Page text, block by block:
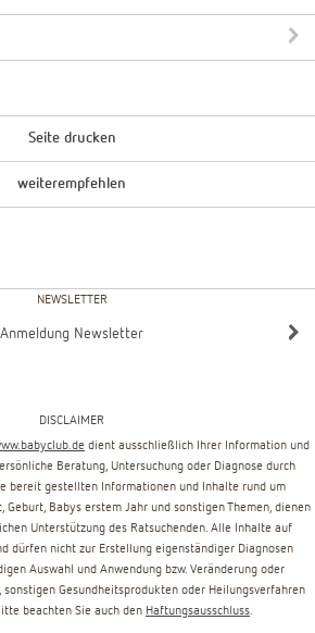
Seite drucken
weiterempfehlen
NEWSLETTER
Anmeldung Newsletter
DISCLAIMER
dient ausschließlich Ihrer Information und
Beratung, Untersuchung oder Diagnose durch
bereit gestellten Informationen und Inhalte rund um
Geburt, Babys erstem Jahr und sonstigen Themen, dienen
Unterstützung des Ratsuchenden. Alle Inhalte auf
dürfen nicht zur Erstellung eigenständiger Diagnosen
Auswahl und Anwendung bzw. Veränderung oder
Gesundheitsprodukten oder Heilungsverfahren
beachten Sie auch den Haftungsausschluss.